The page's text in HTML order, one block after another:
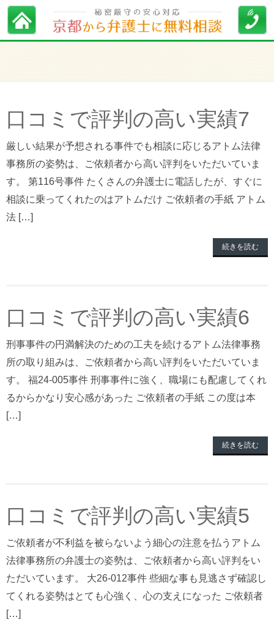
口コミで評判の高い実績7
厳しい結果が予想される事件でも相談に応じるアトム法律
事務所の姿勢は、ご依頼者から高い評判をいただいていま
す。 第116号事件 たくさんの弁護士に電話したが、すぐに
相談に乗ってくれたのはアトムだけ ご依頼者の手紙 アトム
法 […]
続きを読む
口コミで評判の高い実績6
刑事事件の円満解決のための工夫を続けるアトム法律事務
所の取り組みは、ご依頼者から高い評判をいただいていま
す。 福24-005事件 刑事事件に強く、職場にも配慮してくれ
るからかなり安心感があった ご依頼者の手紙 この度は本
[…]
続きを読む
口コミで評判の高い実績5
ご依頼者が不利益を被らないよう細心の注意を払うアトム
法律事務所の弁護士の姿勢は、ご依頼者から高い評判をい
ただいています。 大26-012事件 些細な事も見逃さず確認し
てくれる姿勢はとても心強く、心の支えになった ご依頼者
[…]